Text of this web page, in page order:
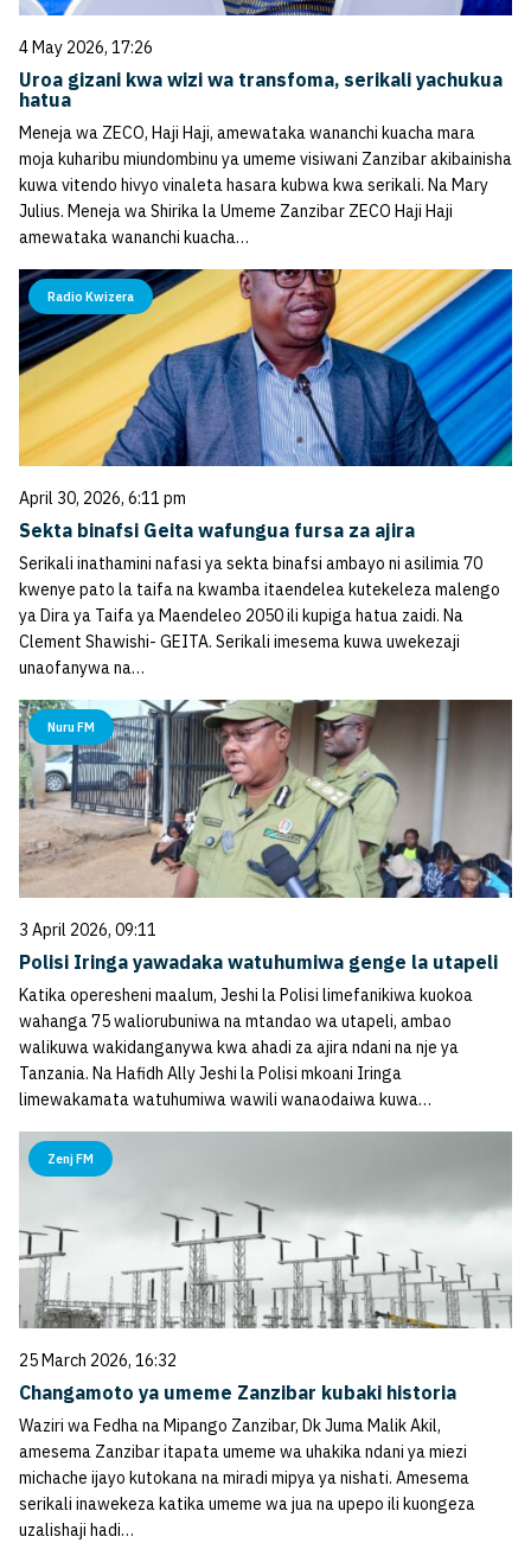
4 May 2026, 17:26
Uroa gizani kwa wizi wa transfoma, serikali yachukua
hatua
Meneja wa ZECO, Haji Haji, amewataka wananchi kuacha mara
moja kuharibu miundombinu ya umeme visiwani Zanzibar akibainisha
kuwa vitendo hivyo vinaleta hasara kubwa kwa serikali. Na Mary
Julius. Meneja wa Shirika la Umeme Zanzibar ZECO Haji Haji
amewataka wananchi kuacha…
Radio Kwizera
April 30, 2026, 6:11 pm
Sekta binafsi Geita wafungua fursa za ajira
Serikali inathamini nafasi ya sekta binafsi ambayo ni asilimia 70
kwenye pato la taifa na kwamba itaendelea kutekeleza malengo
ya Dira ya Taifa ya Maendeleo 2050 ili kupiga hatua zaidi. Na
Clement Shawishi- GEITA. Serikali imesema kuwa uwekezaji
unaofanywa na…
Nuru FM
3 April 2026, 09:11
Polisi Iringa yawadaka watuhumiwa genge la utapeli
Katika operesheni maalum, Jeshi la Polisi limefanikiwa kuokoa
wahanga 75 waliorubuniwa na mtandao wa utapeli, ambao
walikuwa wakidanganywa kwa ahadi za ajira ndani na nje ya
Tanzania. Na Hafidh Ally Jeshi la Polisi mkoani Iringa
limewakamata watuhumiwa wawili wanaodaiwa kuwa…
Zenj FM
25 March 2026, 16:32
Changamoto ya umeme Zanzibar kubaki historia
Waziri wa Fedha na Mipango Zanzibar, Dk Juma Malik Akil,
amesema Zanzibar itapata umeme wa uhakika ndani ya miezi
michache ijayo kutokana na miradi mipya ya nishati. Amesema
serikali inawekeza katika umeme wa jua na upepo ili kuongeza
uzalishaji hadi…